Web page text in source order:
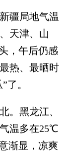
疆局地气温
天津、山
，午后仍感
热、最晒时
了。
黑龙江、
温多在25℃
渐显，凉爽